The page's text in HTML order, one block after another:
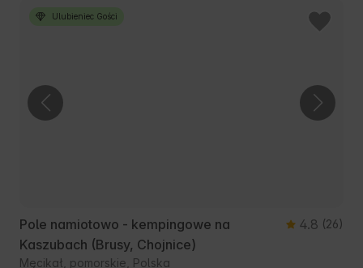
Ulubieniec Gości
Pole namiotowo - kempingowe na
Kaszubach (Brusy, Chojnice)
4.8 (26)
Męcikał, pomorskie, Polska